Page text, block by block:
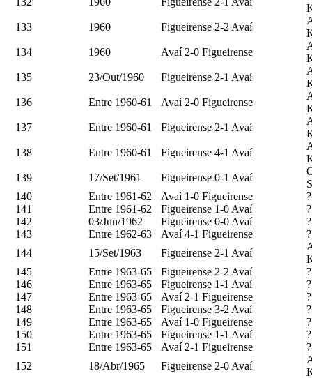
133
1960 Figueirense 2-2 Avaí
134
1960 Avaí 2-0 Figueirense
135
23/Out/1960 Figueirense 2-1 Avaí
136
Entre 1960-61 Avaí 2-0 Figueirense
137
Entre 1960-61 Figueirense 2-1 Avaí
138
Entre 1960-61 Figueirense 4-1 Avaí
139
17/Set/1961 Figueirense 0-1 Avaí
140
Entre 1961-62 Avaí 1-0 Figueirense
?
141
Entre 1961-62 Figueirense 1-0 Avaí
?
142
03/Jun/1962 Figueirense 0-0 Avaí
?
143
Entre 1962-63 Avaí 4-1 Figueirense
?
144
15/Set/1963 Figueirense 2-1 Avaí
145
Entre 1963-65 Figueirense 2-2 Avaí
?
146
Entre 1963-65 Figueirense 1-1 Avaí
?
147
Entre 1963-65 Avaí 2-1 Figueirense
?
148
Entre 1963-65 Figueirense 3-2 Avaí
?
149
Entre 1963-65 Avaí 1-0 Figueirense
?
150
Entre 1963-65 Figueirense 1-1 Avaí
?
151
Entre 1963-65 Avaí 2-1 Figueirense
?
152
18/Abr/1965 Figueirense 2-0 Avaí